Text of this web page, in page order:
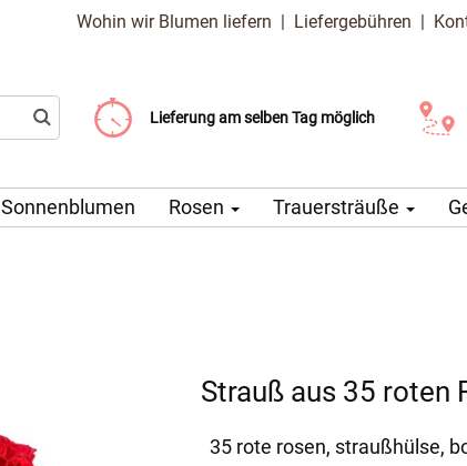
Wohin wir Blumen liefern | Liefergebühren |
Lieferung am selben Tag möglich
Liefergebühr ab 99 CZK
Wählen Sie Ihr Lieferdatum
Sonnenblumen Rosen Trauersträuße
Strauß aus 35 roten
35 rote rosen, straußhülse,